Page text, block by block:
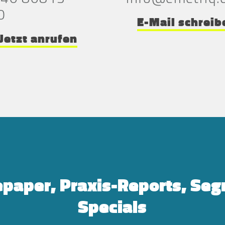
Jetzt anrufen
E-Mail
Praxis-Reports,
Specials